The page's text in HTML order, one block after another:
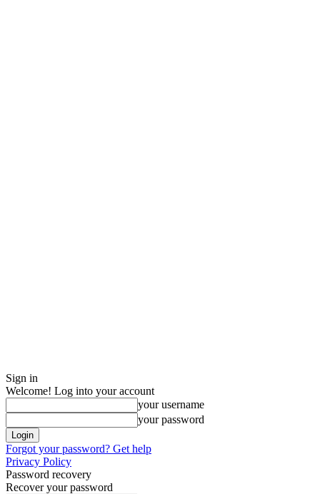
Sign in
Welcome! Log into your account
your username
your password
Forgot your password? Get help
Privacy Policy
Password recovery
Recover your password